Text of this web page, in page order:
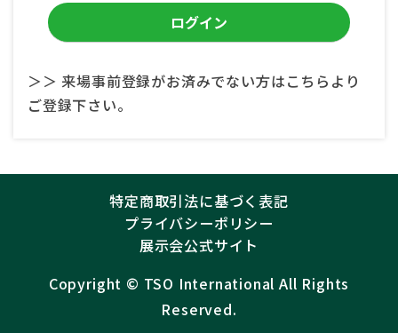
＞＞ 来場事前登録がお済みでない方はこちらより
ご登録下さい。
特定商取引法に基づく表記
プライバシーポリシー
展示会公式サイト
Copyright ©︎ TSO International All Rights
Reserved.